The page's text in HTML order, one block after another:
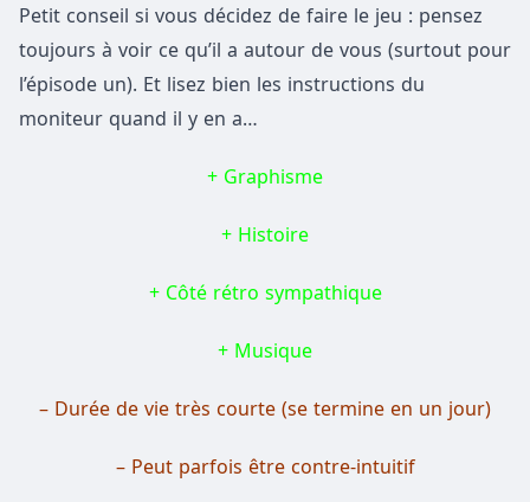
Petit conseil si vous décidez de faire le jeu : pensez
toujours à voir ce qu’il a autour de vous (surtout pour
l’épisode un). Et lisez bien les instructions du
moniteur quand il y en a…
+ Graphisme
+ Histoire
+ Côté rétro sympathique
+ Musique
– Durée de vie très courte (se termine en un jour)
– Peut parfois être contre-intuitif